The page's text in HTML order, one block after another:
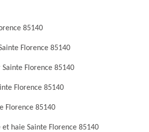
85140
Florence 85140
Florence 85140
Florence 85140
Florence 85140
et haie Sainte Florence 85140